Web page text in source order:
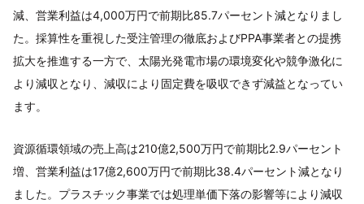
減、営業利益は4,000万円で前期比85.7パーセント減となりまし
た。採算性を重視した受注管理の徹底およびPPA事業者との提携
拡大を推進する一方で、太陽光発電市場の環境変化や競争激化に
より減収となり、減収により固定費を吸収できず減益となってい
ます。
資源循環領域の売上高は210億2,500万円で前期比2.9パーセント
増、営業利益は17億2,600万円で前期比38.4パーセント減となり
ました。プラスチック事業では処理単価下落の影響等により減収